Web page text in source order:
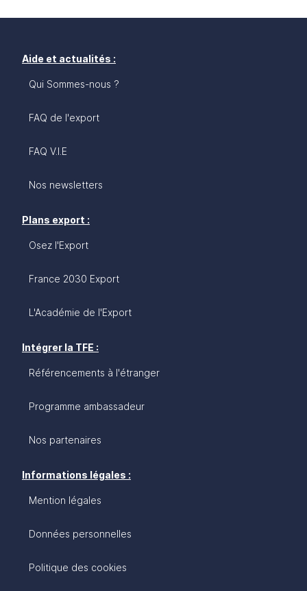
Aide et actualités :
Qui Sommes-nous ?
FAQ de l'export
FAQ V.I.E
Nos newsletters
Plans export :
Osez l'Export
France 2030 Export
L'Académie de l'Export
Intégrer la TFE :
Référencements à l'étranger
Programme ambassadeur
Nos partenaires
Informations légales :
Mention légales
Données personnelles
Politique des cookies